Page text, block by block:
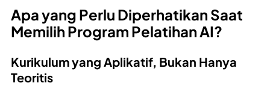
Apa yang Perlu Diperhatikan Saat
Memilih Program Pelatihan AI?
Kurikulum yang Aplikatif, Bukan Hanya
Teoritis